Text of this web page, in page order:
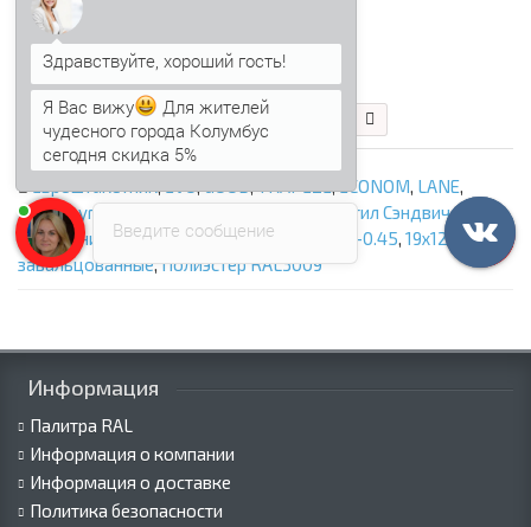
95.50 р. 81.17 р.
В корзину Быстрый заказ
ECONOM, LANE,
Полукруглый
ООО «Профнастил Сэндвич»
Штакетник металлический С-образный-Т-0.45, 19х126
Края
завальцованные,Полиэстер RAL3009
Информация
Палитра RAL
Информация о компании
Информация о доставке
Политика безопасности
Введите сообщение
Здравствуйте, хороший гость!
Я Вас вижу
Для жителей
чудесного города Колумбус
сегодня скидка 5%
Аннапечатает...